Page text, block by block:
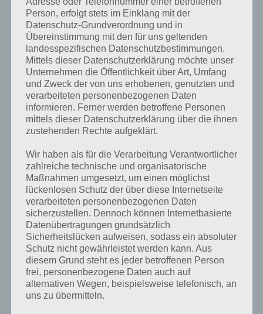
100 Rooms: Level 3 Lösung
In Level 3 sieht man einen Code, den man eingeben muss auf der
Tür. Nun gilt es herauszufinden, wie dieser lautet. Dazu dreht man
sich nach links und schaut sich den Papierkorb an. Dort findet man
einen Karton. Diese nimmt man auf. Zudem findet sich beim Fenster
ein Messer. Nun klickt man den Karton doppelt an und das Messer
Neonröhre raus und kann diese in Level 3 einsetzn, doch dazu
später mehr. Zunächst die Screenshots zu diesem ersten Schritt in
Level 3 als Lösung:
Person, erfolgt stets im Einklang mit der
Datenschutz-Grundverordnung und in
Übereinstimmung mit den für uns geltenden
landesspezifischen Datenschutzbestimmungen.
Mittels dieser Datenschutzerklärung möchte unser
Unternehmen die Öffentlichkeit über Art, Umfang
und Zweck der von uns erhobenen, genutzten und
verarbeiteten personenbezogenen Daten
informieren. Ferner werden betroffene Personen
mittels dieser Datenschutzerklärung über die ihnen
zustehenden Rechte aufgeklärt.
Wir haben als für die Verarbeitung Verantwortlicher
zahlreiche technische und organisatorische
Maßnahmen umgesetzt, um einen möglichst
lückenlosen Schutz der über diese Internetseite
verarbeiteten personenbezogenen Daten
sicherzustellen. Dennoch können Internetbasierte
Datenübertragungen grundsätzlich
Sicherheitslücken aufweisen, sodass ein absoluter
Schutz nicht gewährleistet werden kann. Aus
diesem Grund steht es jeder betroffenen Person
frei, personenbezogene Daten auch auf
alternativen Wegen, beispielsweise telefonisch, an
uns zu übermitteln.